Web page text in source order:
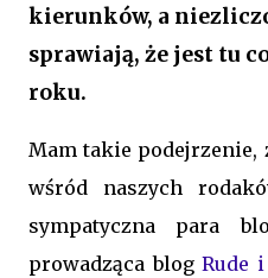
kierunków, a
sprawiają, że jest tu
roku.
Mam takie podejrzenie,
wśród naszych
sympatyczna para
prowadząca blog Rude